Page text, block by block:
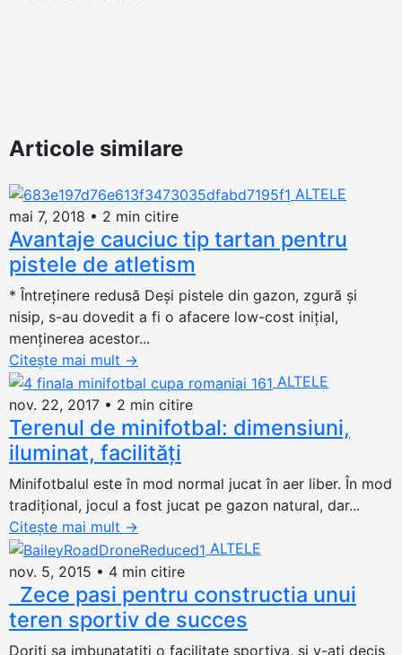
Articole similare
ALTELE
mai 7, 2018 • 2 min citire
Avantaje cauciuc tip tartan pentru
pistele de atletism
* Întreținere redusă Deși pistele din gazon, zgură și
nisip, s-au dovedit a fi o afacere low-cost inițial,
menținerea acestor...
Citește mai mult →
ALTELE
nov. 22, 2017 • 2 min citire
Terenul de minifotbal: dimensiuni,
iluminat, facilități
Minifotbalul este în mod normal jucat în aer liber. În mod
tradițional, jocul a fost jucat pe gazon natural, dar...
Citește mai mult →
ALTELE
nov. 5, 2015 • 4 min citire
Zece pasi pentru constructia unui
teren sportiv de succes
Doriti sa imbunatatiti o facilitate sportiva, si v-ati decis